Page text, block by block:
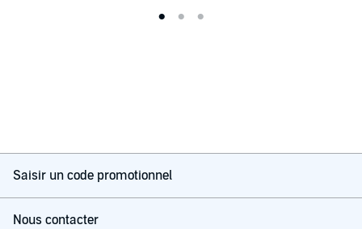
Saisir un code promotionnel
Nous contacter